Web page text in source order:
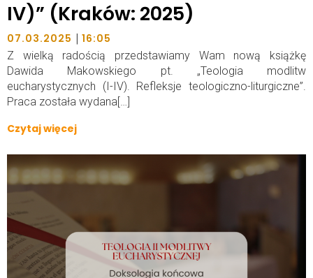
IV)” (Kraków: 2025)
07.03.2025 | 16:05
Z wielką radością przedstawiamy Wam nową książkę
Dawida Makowskiego pt. „Teologia modlitw
eucharystycznych (I-IV). Refleksje teologiczno-liturgiczne”.
Praca została wydana[…]
Czytaj więcej